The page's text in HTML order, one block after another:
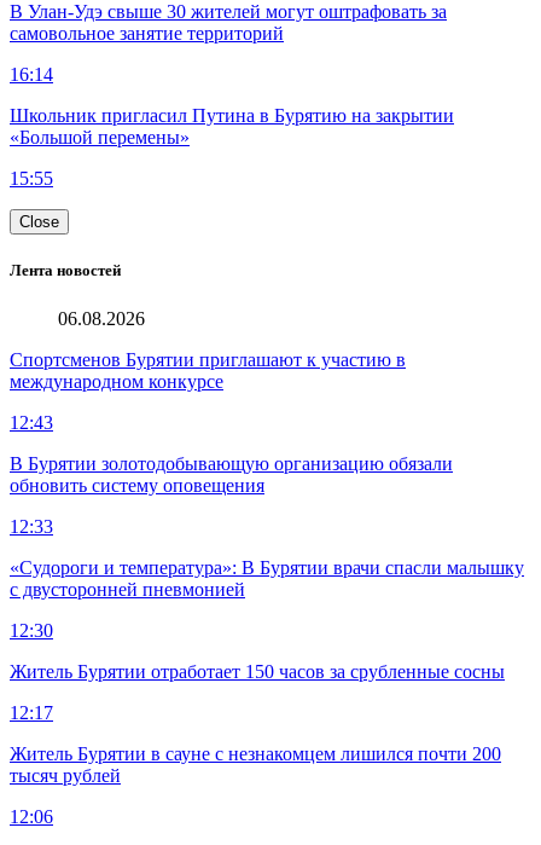
В Улан-Удэ свыше 30 жителей могут оштрафовать за
самовольное занятие территорий
16:14
Школьник пригласил Путина в Бурятию на закрытии
«Большой перемены»
15:55
Close
Лента новостей
06.08.2026
Спортсменов Бурятии приглашают к участию в
международном конкурсе
12:43
В Бурятии золотодобывающую организацию обязали
обновить систему оповещения
12:33
«Судороги и температура»: В Бурятии врачи спасли малышку
с двусторонней пневмонией
12:30
Житель Бурятии отработает 150 часов за срубленные сосны
12:17
Житель Бурятии в сауне с незнакомцем лишился почти 200
тысяч рублей
12:06